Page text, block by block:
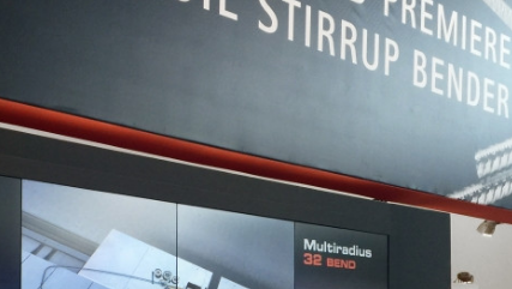
벤딩/형상 작업
라티스 거더
MEP 중고제품 보증그룹
SUPPLY CHAIN
WORKPLACE SAFETY
LANGUAGE COURSES
EFFECTIVE
COMMUNICATION